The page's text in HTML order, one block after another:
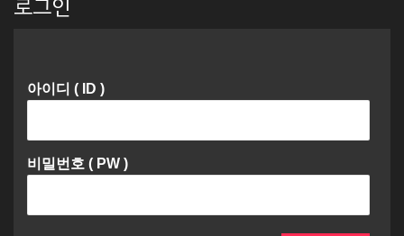
로그인
아이디 ( ID )
비밀번호 ( PW )